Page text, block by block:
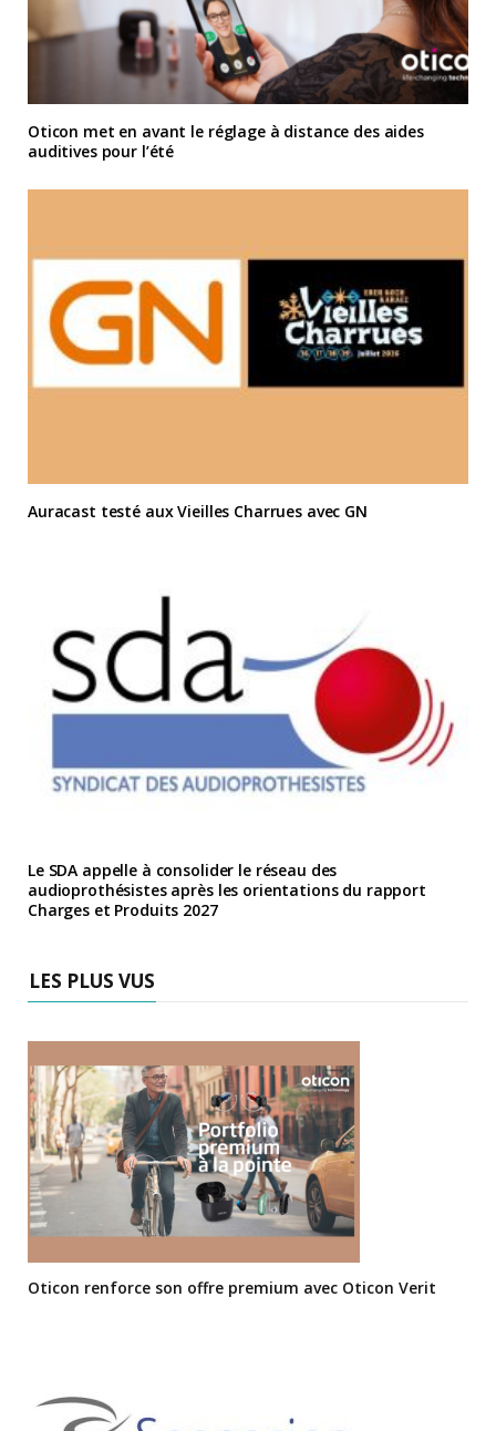
Oticon met en avant le réglage à distance des aides
auditives pour l’été
Auracast testé aux Vieilles Charrues avec GN
Le SDA appelle à consolider le réseau des
audioprothésistes après les orientations du rapport
Charges et Produits 2027
LES PLUS VUS
Oticon renforce son offre premium avec Oticon Verit